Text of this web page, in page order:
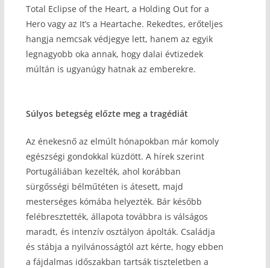
Total Eclipse of the Heart, a Holding Out for a
Hero vagy az It’s a Heartache. Rekedtes, erőteljes
hangja nemcsak védjegye lett, hanem az egyik
legnagyobb oka annak, hogy dalai évtizedek
múltán is ugyanúgy hatnak az emberekre.
Súlyos betegség előzte meg a tragédiát
Az énekesnő az elmúlt hónapokban már komoly
egészségi gondokkal küzdött. A hírek szerint
Portugáliában kezelték, ahol korábban
sürgősségi bélműtéten is átesett, majd
mesterséges kómába helyezték. Bár később
felébresztették, állapota továbbra is válságos
maradt, és intenzív osztályon ápolták. Családja
és stábja a nyilvánosságtól azt kérte, hogy ebben
a fájdalmas időszakban tartsák tiszteletben a